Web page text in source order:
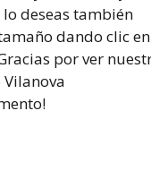
deseas también
dando clic
por ver